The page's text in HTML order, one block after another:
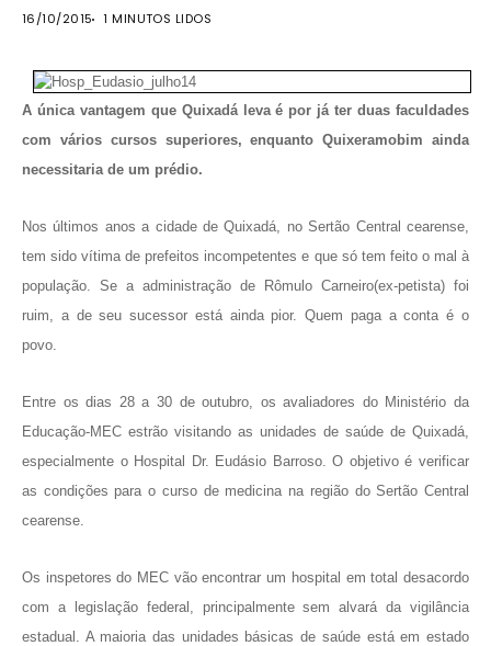
16/10/2015 1 MINUTOS LIDOS
A única vantagem que Quixadá leva é por já ter duas faculdades
com vários cursos superiores, enquanto Quixeramobim ainda
necessitaria de um prédio.
Nos últimos anos a cidade de Quixadá, no Sertão Central cearense,
tem sido vítima de prefeitos incompetentes e que só tem feito o mal à
população. Se a administração de Rômulo Carneiro(ex-petista) foi
ruim, a de seu sucessor está ainda pior. Quem paga a conta é o
povo.
Entre os dias 28 a 30 de outubro, os avaliadores do Ministério da
Educação-MEC estrão visitando as unidades de saúde de Quixadá,
especialmente o Hospital Dr. Eudásio Barroso. O objetivo é verificar
as condições para o curso de medicina na região do Sertão Central
cearense.
Os inspetores do MEC vão encontrar um hospital em total desacordo
com a legislação federal, principalmente sem alvará da vigilância
estadual. A maioria das unidades básicas de saúde está em estado